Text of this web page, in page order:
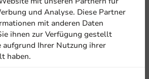
5,00 €
den Warenkorb legen
und Analyse. Diese Partner
mit anderen Daten
ihnen zur Verfügung gestellt
aufgrund Ihrer Nutzung ihrer
haben.
Newsletter!